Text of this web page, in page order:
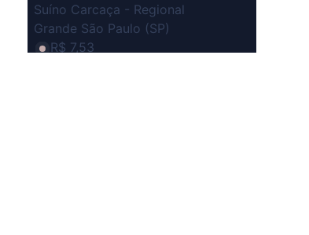
Suíno Carcaça - Regional
Grande São Paulo (SP)
R$ 7,53